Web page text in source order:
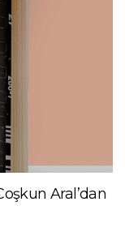
Aral’dan